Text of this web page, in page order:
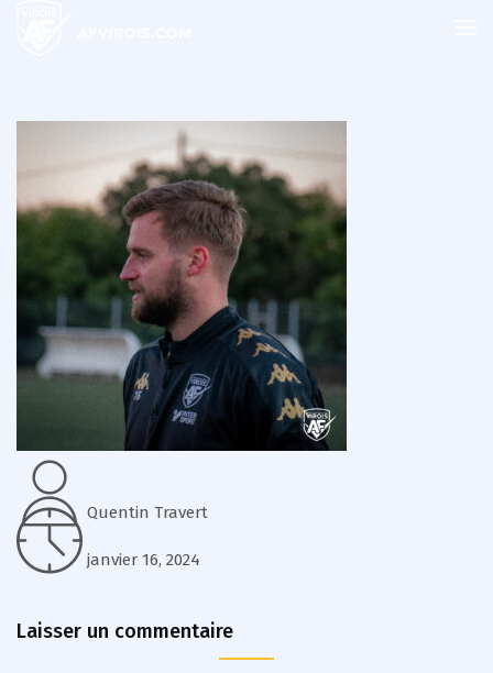
Quentin Travert
janvier 16, 2024
Laisser un commentaire